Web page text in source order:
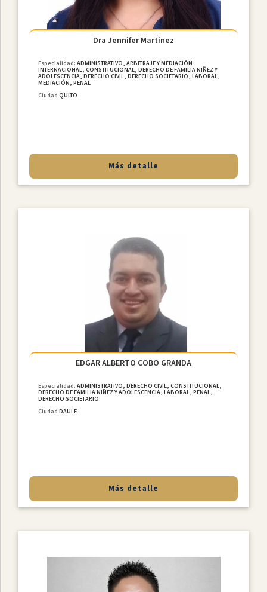
Dra Jennifer Martinez
Especialidad:ADMINISTRATIVO, ARBITRAJE Y MEDIACIÓN
INTERNACIONAL, CONSTITUCIONAL, DERECHO DE FAMILIA NIÑEZ Y
ADOLESCENCIA, DERECHO CIVIL, DERECHO SOCIETARIO, LABORAL,
MEDIACIÓN, PENAL
Ciudad QUITO
Más detalle
EDGAR ALBERTO COBO GRANDA
Especialidad:ADMINISTRATIVO, DERECHO CIVIL, CONSTITUCIONAL,
DERECHO DE FAMILIA NIÑEZ Y ADOLESCENCIA, LABORAL, PENAL,
DERECHO SOCIETARIO
Ciudad DAULE
Más detalle